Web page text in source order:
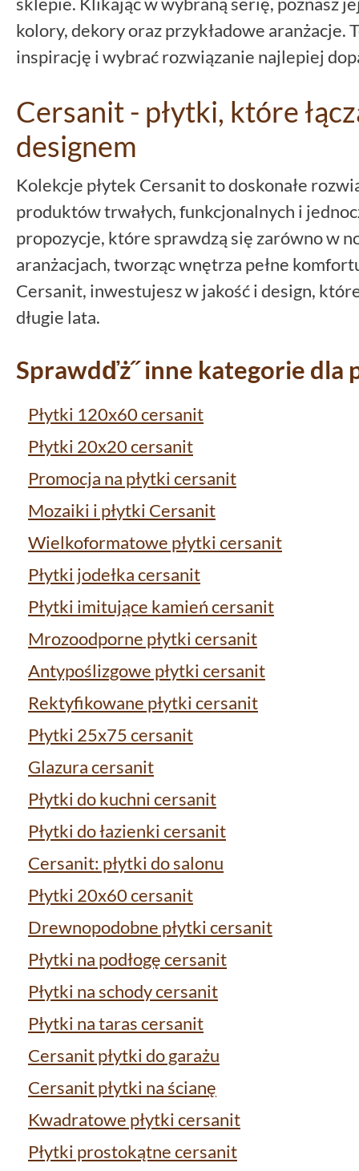
kolory, dekory oraz przykładowe aranżacje.
inspirację i wybrać rozwiązanie najlepiej
Cersanit - płytki, które
designem
Kolekcje płytek Cersanit to doskonałe
produktów trwałych, funkcjonalnych i
propozycje, które sprawdzą się zarówno w
aranżacjach, tworząc wnętrza pełne
Cersanit, inwestujesz w jakość i design,
długie lata.
Sprawdďż˝ inne kategorie
Płytki 120x60 cersanit
Płytki 20x20 cersanit
Promocja na płytki cersanit
Mozaiki i płytki Cersanit
Wielkoformatowe płytki cersanit
Płytki jodełka cersanit
Płytki imitujące kamień cersanit
Mrozoodporne płytki cersanit
Antypoślizgowe płytki cersanit
Rektyfikowane płytki cersanit
Płytki 25x75 cersanit
Glazura cersanit
Płytki do kuchni cersanit
Płytki do łazienki cersanit
Cersanit: płytki do salonu
Płytki 20x60 cersanit
Drewnopodobne płytki cersanit
Płytki na podłogę cersanit
Płytki na schody cersanit
Płytki na taras cersanit
Cersanit płytki do garażu
Cersanit płytki na ścianę
Kwadratowe płytki cersanit
Płytki prostokątne cersanit